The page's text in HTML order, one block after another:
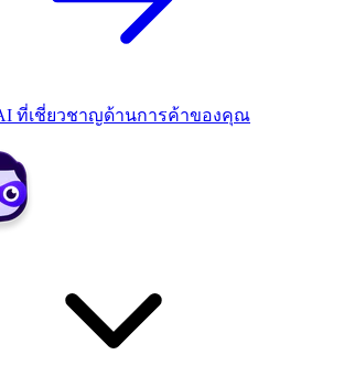
ที่เชี่ยวชาญด้านการค้าของคุณ